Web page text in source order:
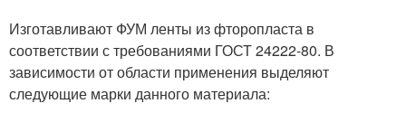
Изготавливают ФУМ ленты из фторопласта в
соответствии с требованиями ГОСТ 24222-80. В
зависимости от области применения выделяют
следующие марки данного материала: